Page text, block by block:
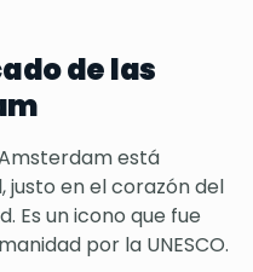
de las
está
justo en el corazón del
Es un icono que fue
por la UNESCO.